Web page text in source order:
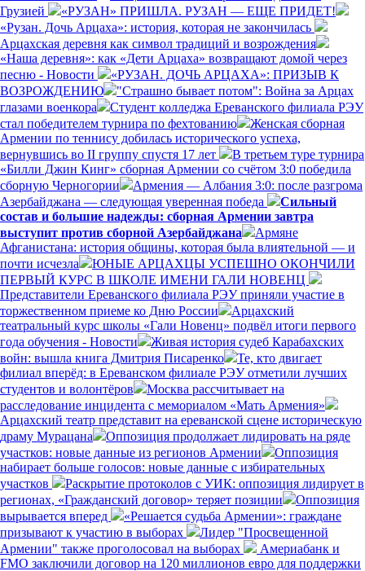
Грузией
«РУЗАН» ПРИШЛА. РУЗАН — ЕЩЕ ПРИДЕТ!
«Рузан. Дочь Арцаха»: история, которая не закончилась
Арцахская деревня как символ традиций и возрождения
«Наша деревня»: как «Дети Арцаха» возвращают домой через
песню - Новости
«РУЗАН. ДОЧЬ АРЦАХА»: ПРИЗЫВ К
ВОЗРОЖДЕНИЮ
"Страшно бывает потом": Война за Арцах
глазами военкора
Студент колледжа Ереванского филиала РЭУ
стал победителем турнира по фехтованию
Женская сборная
Армении по теннису добилась исторического успеха,
вернувшись во II группу спустя 17 лет
В третьем туре турнира
«Билли Джин Кинг» сборная Армении со счётом 3:0 победила
сборную Черногории
Армения — Албания 3:0: после разгрома
Азербайджана — следующая уверенная победа
Сильный
состав и большие надежды: сборная Армении завтра
выступит против сборной Азербайджана
Армяне
Афганистана: история общины, которая была влиятельной — и
почти исчезла
ЮНЫЕ АРЦАХЦЫ УСПЕШНО ОКОНЧИЛИ
ПЕРВЫЙ КУРС В ШКОЛЕ ИМЕНИ ГАЛИ НОВЕНЦ
Представители Ереванского филиала РЭУ приняли участие в
торжественном приеме ко Дню России
Арцахский
театральный курс школы «Гали Новенц» подвёл итоги первого
года обучения - Новости
Живая история судеб Карабахских
войн: вышла книга Дмитрия Писаренко
Те, кто двигает
филиал вперёд: в Ереванском филиале РЭУ отметили лучших
студентов и волонтёров
Москва рассчитывает на
расследование инцидента с мемориалом «Мать Армения»
Арцахский театр представит на ереванской сцене историческую
драму Мурацана
Оппозиция продолжает лидировать на ряде
участков: новые данные из регионов Армении
Оппозиция
набирает больше голосов: новые данные с избирательных
участков
Раскрытие протоколов с УИК: оппозиция лидирует в
регионах, «Гражданский договор» теряет позиции
Оппозиция
вырывается вперед
«Решается судьба Армении»: граждане
призывают к участию в выборах
Лидер "Просвещенной
Армении" также проголосовал на выборах
Америабанк и
FMO заключили договор на 120 миллионов евро для поддержки